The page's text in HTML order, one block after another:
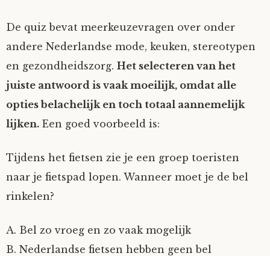
De quiz bevat meerkeuzevragen over onder
andere Nederlandse mode, keuken, stereotypen
en gezondheidszorg. Het selecteren van het
juiste antwoord is vaak moeilijk, omdat alle
opties belachelijk en toch totaal aannemelijk
lijken. Een goed voorbeeld is:
Tijdens het fietsen zie je een groep toeristen
naar je fietspad lopen. Wanneer moet je de bel
rinkelen?
A. Bel zo vroeg en zo vaak mogelijk
B. Nederlandse fietsen hebben geen bel